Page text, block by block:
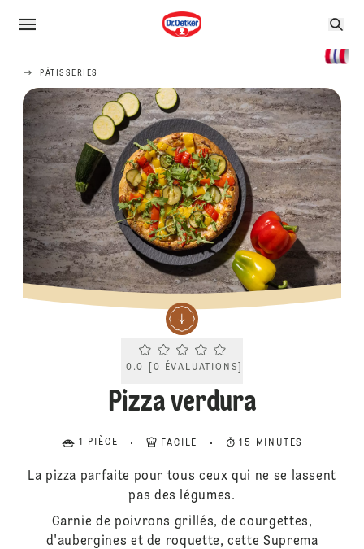
PÂTISSERIES
Current rating 0.0. Click to rate.
0.0 0 ÉVALUATIONS
Pizza verdura
1 PIÈCE FACILE 15 MINUTES
La pizza parfaite pour tous ceux qui ne se lassent
pas des légumes.
Garnie de poivrons grillés, de courgettes,
d'aubergines et de roquette, cette Suprema